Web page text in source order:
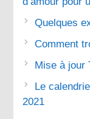
Quelques
Comment
Mise à jour
Le
2021